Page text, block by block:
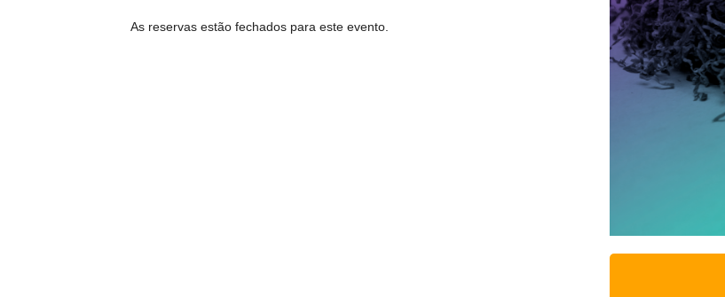
As reservas estão fechados para este evento.